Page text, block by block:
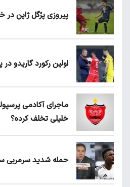
پیروزی پرُگل ژاپن در
اولین رکورد گاریدو
ماجرای آکادمی
خلیلی تخلف کرده؟
حمله شدید سرمربی